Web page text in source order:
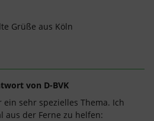
Grüße aus Köln
von D-BVK
ein sehr spezielles Thema. Ich
aus der Ferne zu helfen: